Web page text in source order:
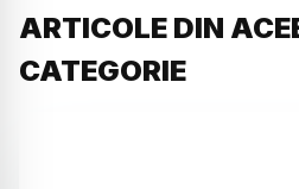
ARTICOLE DIN
CATEGORIE